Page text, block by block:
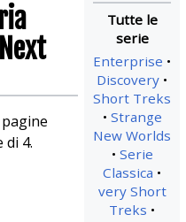
Enterprise
Discovery
Short Treks
Strange
New Worlds
Serie
Classica
very Short
Treks
di 4.